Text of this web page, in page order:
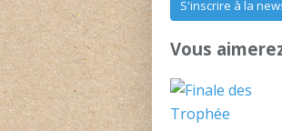
S'inscrire à la
Vous